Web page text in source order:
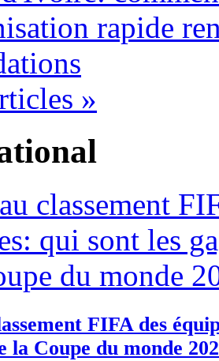
rapide
»
FIFA des
la Coupe du monde